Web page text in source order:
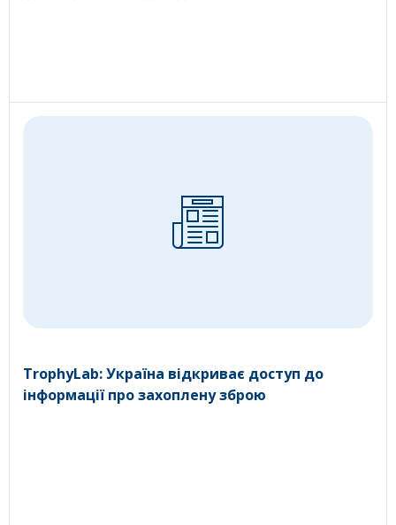
TrophyLab: Україна відкриває доступ до
інформації про захоплену зброю